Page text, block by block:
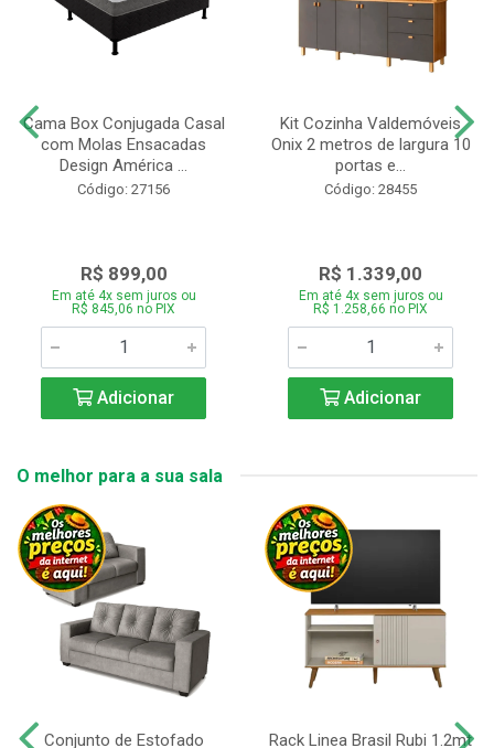
Cama Box Conjugada Casal
com Molas Ensacadas
Design América ...
Código: 27156
R$ 899,00
Em até 4x sem juros ou
R$ 845,06 no PIX
Adicionar
Kit Cozinha Valdemóveis
Onix 2 metros de largura 10
portas e...
Código: 28455
R$ 1.339,00
Em até 4x sem juros ou
R$ 1.258,66 no PIX
Adicionar
O melhor para a sua sala
Conjunto de Estofado
Rack Linea Brasil Rubi 1.2mt